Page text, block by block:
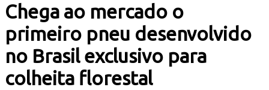
Chega ao mercado o
primeiro pneu desenvolvido
no Brasil exclusivo para
colheita florestal